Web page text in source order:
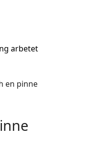
arbetet
en pinne